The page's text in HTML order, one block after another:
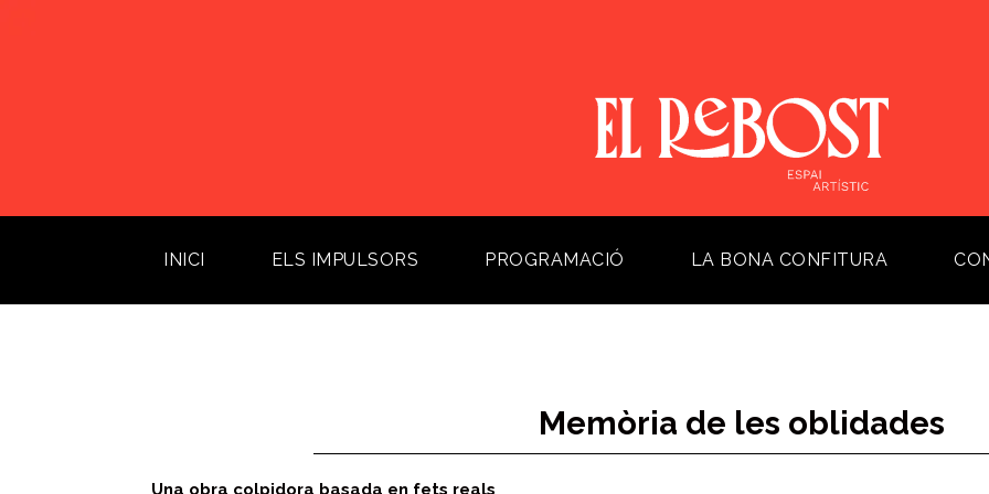
INICI (current)ELS IMPULSORS PROGRAMACIÓ LA BONA CONFITURA
Memòria de les oblidades
Una obra colpidora basada en fets reals